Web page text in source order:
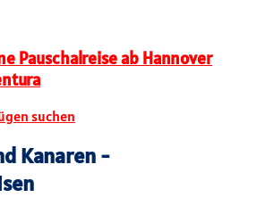
Pauschalreise ab Hannover
suchen
Kanaren -